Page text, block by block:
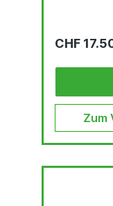
CHF
Zum